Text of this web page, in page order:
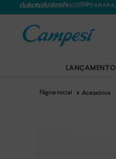
LANÇAMENTO
Acessórios